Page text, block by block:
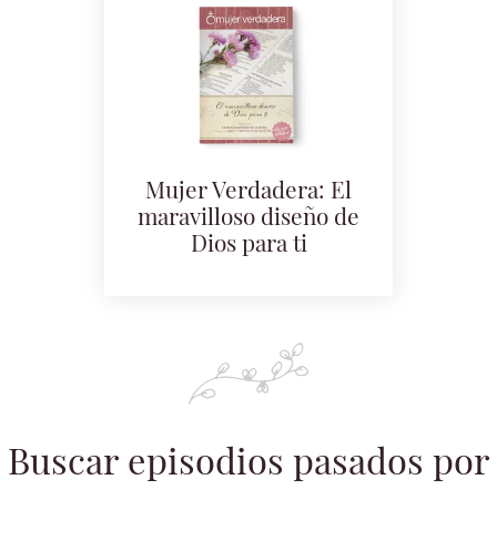
Mujer Verdadera: El
maravilloso diseño de
Dios para ti
Buscar episodios pasados por